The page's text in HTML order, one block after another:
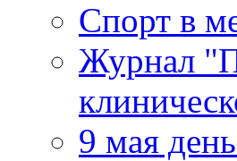
Спорт в
Журнал
9 мая